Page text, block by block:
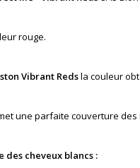
rouge.
Vibrant Redsla couleur
une parfaite couverture
cheveux blancs :